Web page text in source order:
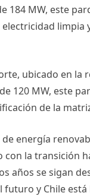
184 MW, este
limpia
ubicado en la
120 MW, este
de la
energía
la transición
años se sigan
y Chile